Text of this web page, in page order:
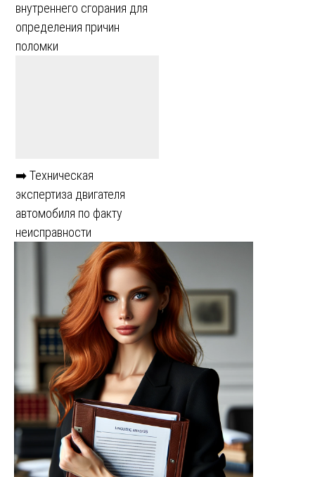
внутреннего сгорания для
определения причин
поломки
➡️ Техническая
экспертиза двигателя
автомобиля по факту
неисправности